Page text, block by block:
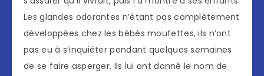
Les glandes odorantes n’étant pas complètement
développées chez les bébés moufettes, ils n’ont
pas eu à s’inquiéter pendant quelques semaines
de se faire asperger. Ils lui ont donné le nom de